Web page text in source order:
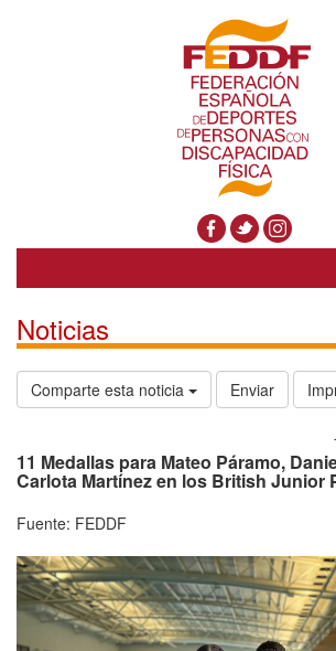
Noticias
Comparte esta noticia Enviar
11 Medallas para Mateo Páramo,
Carlota Martínez en los British Junior
Fuente: FEDDF